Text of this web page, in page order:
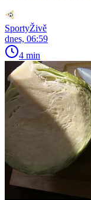
SportyŽivě
dnes, 06:59
4 min